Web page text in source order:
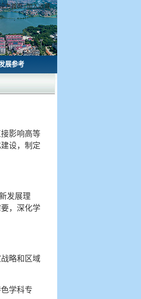
为首页 | 加入收藏
展参考
影响高等
设，制定
发展理
，深化学
略和区域
学科专